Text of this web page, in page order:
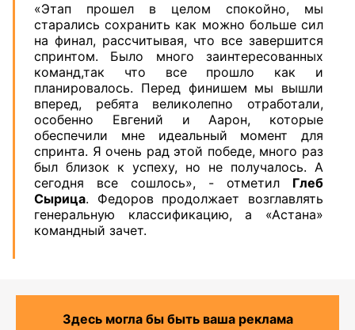
«Этап прошел в целом спокойно, мы
старались сохранить как можно больше сил
на финал, рассчитывая, что все завершится
спринтом. Было много заинтересованных
команд,так что все прошло как и
планировалось. Перед финишем мы вышли
вперед, ребята великолепно отработали,
особенно Евгений и Аарон, которые
обеспечили мне идеальный момент для
спринта. Я очень рад этой победе, много раз
был близок к успеху, но не получалось. А
сегодня все сошлось», - отметил Глеб
Сырица. Федоров продолжает возглавлять
генеральную классификацию, а «Астана»
командный зачет.
Здесь могла бы быть ваша реклама